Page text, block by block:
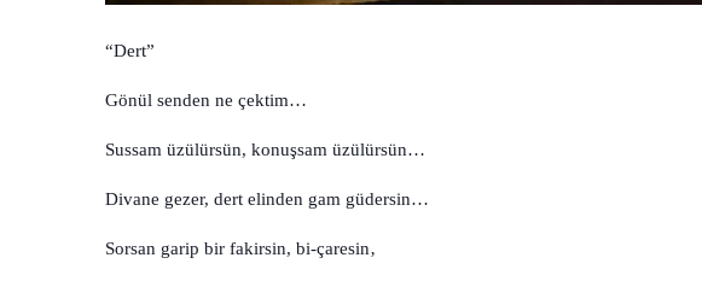
“Dert”
Gönül senden ne çektim…
Sussam üzülürsün, konuşsam üzülürsün…
Divane gezer, dert elinden gam güdersin…
Sorsan garip bir fakirsin, bi-çaresin‚